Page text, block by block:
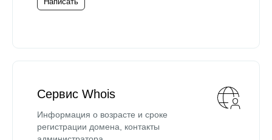
Сервис Whois
Информация о возрасте и сроке
регистрации домена, контакты